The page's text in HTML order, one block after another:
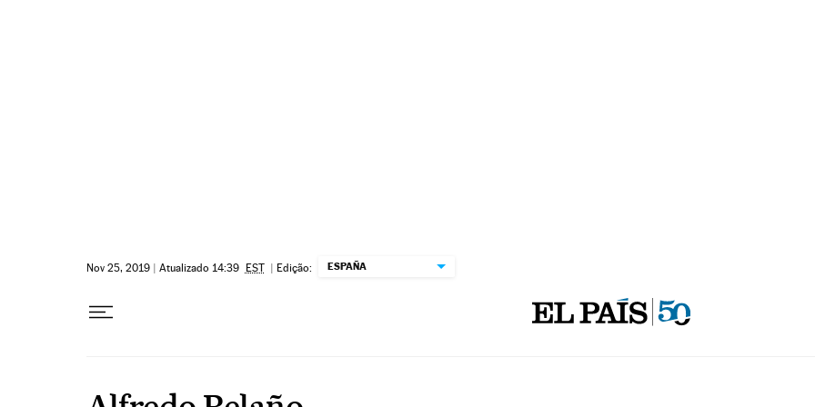
Nov 25, 2019 | Atualizado 14:39 EST | Edição: ESPAÑA